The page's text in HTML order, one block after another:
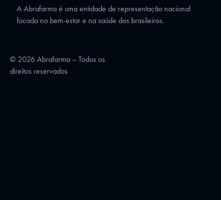
A Abrafarma é uma entidade de representação nacional
focada no bem-estar e na saúde dos brasileiros.
© 2026 Abrafarma – Todos os
direitos reservados